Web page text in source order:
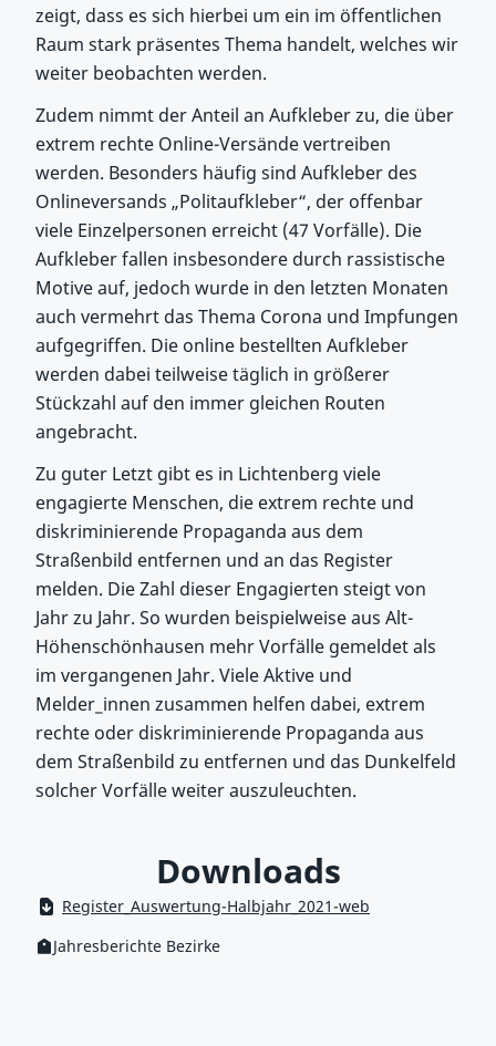
zeigt, dass es sich hierbei um ein im öffentlichen
Raum stark präsentes Thema handelt, welches wir
weiter beobachten werden.
Zudem nimmt der Anteil an Aufkleber zu, die über
extrem rechte Online-Versände vertreiben
werden. Besonders häufig sind Aufkleber des
Onlineversands „Politaufkleber“, der offenbar
viele Einzelpersonen erreicht (47 Vorfälle). Die
Aufkleber fallen insbesondere durch rassistische
Motive auf, jedoch wurde in den letzten Monaten
auch vermehrt das Thema Corona und Impfungen
aufgegriffen. Die online bestellten Aufkleber
werden dabei teilweise täglich in größerer
Stückzahl auf den immer gleichen Routen
angebracht.
Zu guter Letzt gibt es in Lichtenberg viele
engagierte Menschen, die extrem rechte und
diskriminierende Propaganda aus dem
Straßenbild entfernen und an das Register
melden. Die Zahl dieser Engagierten steigt von
Jahr zu Jahr. So wurden beispielweise aus Alt-
Höhenschönhausen mehr Vorfälle gemeldet als
im vergangenen Jahr. Viele Aktive und
Melder_innen zusammen helfen dabei, extrem
rechte oder diskriminierende Propaganda aus
dem Straßenbild zu entfernen und das Dunkelfeld
solcher Vorfälle weiter auszuleuchten.
Downloads
Register_Auswertung-Halbjahr_2021-web
Kategorie:
Jahresberichte Bezirke